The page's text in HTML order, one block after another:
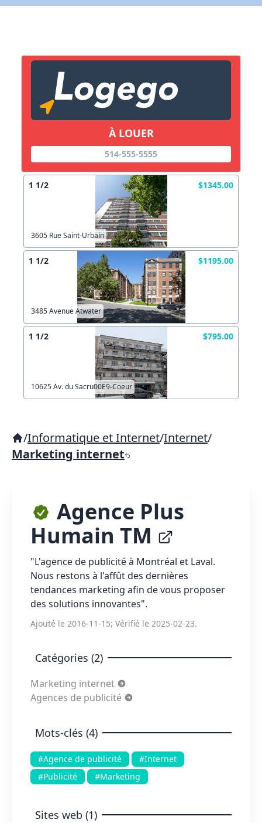
À LOUER
514-555-5555
1 1/2 $1345.00
3605 Rue Saint-Urbain
1 1/2 $1195.00
3485 Avenue Atwater
1 1/2 $795.00
10625 Av. du Sacru00E9-Coeur
/Informatique et Internet/Internet/
Marketing internet
Agence Plus
Humain TM
"L'agence de publicité à Montréal et Laval.
Nous restons à l'affût des dernières
tendances marketing afin de vous proposer
des solutions innovantes".
Ajouté le 2016-11-15; Vérifié le 2025-02-23.
Catégories (2)
Marketing internet
Agences de publicité
Mots-clés (4)
#Agence de publicité
#Internet
#Publicité
#Marketing
Sites web (1)
X Fermer
Lien vers inscription (sera inclus dans courriel)
Copier lien
X Fermer Envoyez